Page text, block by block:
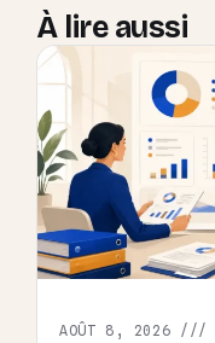
À lire aussi
AOÛT 8, 2026